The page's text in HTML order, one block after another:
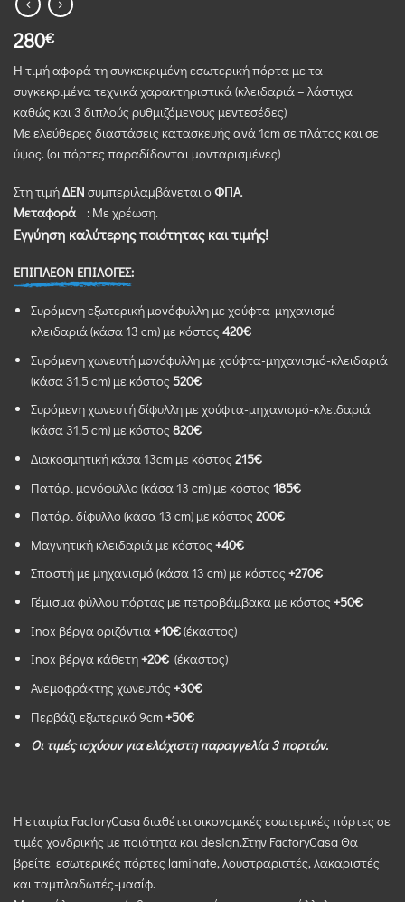
280€
Η τιμή αφορά τη συγκεκριμένη εσωτερική πόρτα με τα
συγκεκριμένα τεχνικά χαρακτηριστικά (κλειδαριά – λάστιχα
καθώς και 3 διπλούς ρυθμιζόμενους μεντεσέδες)
Με ελεύθερες διαστάσεις κατασκευής ανά 1cm σε πλάτος και σε
ύψος. (οι πόρτες παραδίδονται μονταρισμένες)
Στη τιμήΔΕΝ συμπεριλαμβάνεται οΦΠΑ.
Μεταφορά : Με χρέωση.
Εγγύηση καλύτερης ποιότητας και τιμής!
ΕΠΙΠΛΕΟΝ ΕΠΙΛΟΓΕΣ:
Συρόμενη εξωτερική μονόφυλλη με χούφτα-μηχανισμό-
κλειδαριά (κάσα 13 cm) με κόστος 420€
Συρόμενη χωνευτή μονόφυλλη με χούφτα-μηχανισμό-κλειδαριά
(κάσα 31,5 cm) με κόστος 520€
Συρόμενη χωνευτή δίφυλλη με χούφτα-μηχανισμό-κλειδαριά
(κάσα 31,5 cm) με κόστος 820€
Διακοσμητική κάσα 13cm με κόστος 215€
Πατάρι μονόφυλλο (κάσα 13 cm) με κόστος 185€
Πατάρι δίφυλλο (κάσα 13 cm) με κόστος 200€
Mαγνητική κλειδαριά με κόστος +40€
Σπαστή με μηχανισμό (κάσα 13 cm) με κόστος +270€
Γέμισμα φύλλου πόρτας με πετροβάμβακα με κόστος +50€
Inox βέργα οριζόντια +10€(έκαστος)
Inox βέργα κάθετη+20€(έκαστος)
Ανεμοφράκτης χωνευτός +30€
Περβάζι εξωτερικό 9cm+50€
Οι τιμές ισχύουν για ελάχιστη παραγγελία 3 πορτών.
Η εταιρία FactoryCasa διαθέτει οικονομικές εσωτερικές πόρτες σε
τιμές χονδρικής με ποιότητα και design.Στην FactoryCasa Θα
βρείτε εσωτερικές πόρτες laminate, λουστραριστές, λακαριστές
και ταμπλαδωτές-μασίφ.